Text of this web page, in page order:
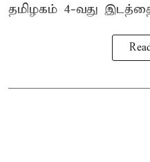
தமிழகம் 4-வது இடத்தை